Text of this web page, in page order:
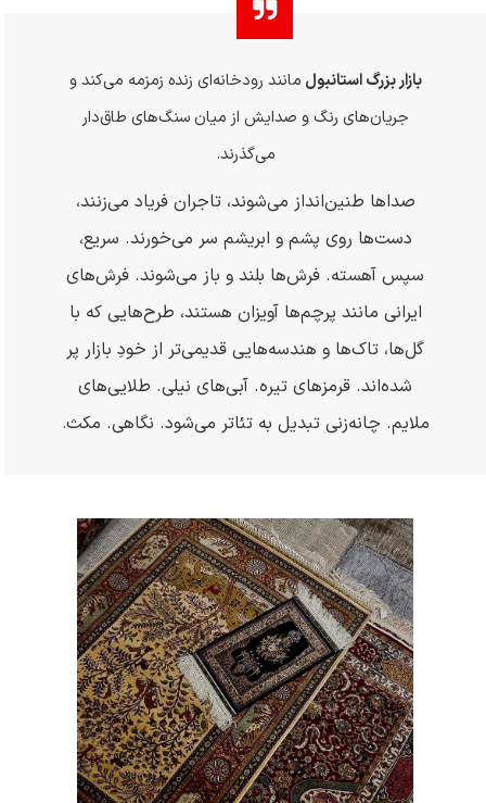
بازار بزرگ استانبول مانند رودخانه‌ای زنده زمزمه می‌کند و
جریان‌های رنگ و صدایش از میان سنگ‌های طاق‌دار
می‌گذرند.
صداها طنین‌انداز می‌شوند، تاجران فریاد می‌زنند،
دست‌ها روی پشم و ابریشم سر می‌خورند. سریع،
سپس آهسته. فرش‌ها بلند و باز می‌شوند. فرش‌های
ایرانی مانند پرچم‌ها آویزان هستند، طرح‌هایی که با
گل‌ها، تاک‌ها و هندسه‌هایی قدیمی‌تر از خودِ بازار پر
شده‌اند. قرمزهای تیره. آبی‌های نیلی. طلایی‌های
ملایم. چانه‌زنی تبدیل به تئاتر می‌شود. نگاهی. مکث.